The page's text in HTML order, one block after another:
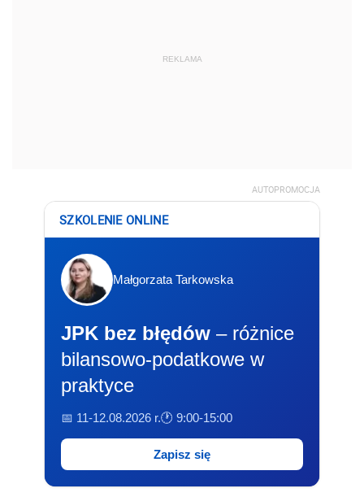
REKLAMA
AUTOPROMOCJA
SZKOLENIE ONLINE
Małgorzata Tarkowska
JPK bez błędów – różnice
bilansowo-podatkowe w
praktyce
📅 11-12.08.2026 r.🕐 9:00-15:00
Zapisz się